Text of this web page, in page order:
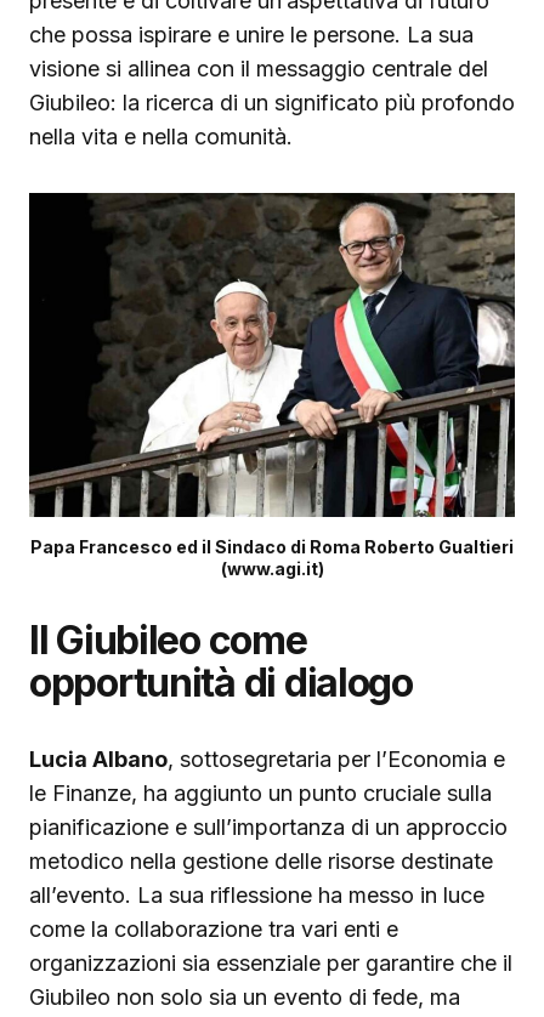
che possa ispirare e unire le persone. La sua
visione si allinea con il messaggio centrale del
Giubileo: la ricerca di un significato più profondo
nella vita e nella comunità.
Papa Francesco ed il Sindaco di Roma Roberto Gualtieri
(www.agi.it)
Il Giubileo come
opportunità di dialogo
Lucia Albano, sottosegretaria per l’Economia e
le Finanze, ha aggiunto un punto cruciale sulla
pianificazione e sull’importanza di un approccio
metodico nella gestione delle risorse destinate
all’evento. La sua riflessione ha messo in luce
come la collaborazione tra vari enti e
organizzazioni sia essenziale per garantire che il
Giubileo non solo sia un evento di fede, ma